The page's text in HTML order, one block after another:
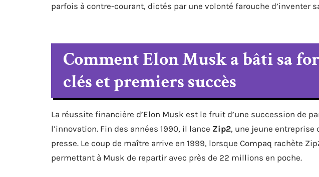
parfois à contre-courant, dictés par une volonté farouche d’inventer
Comment Elon Musk a bâti sa
clés et premiers succès
La réussite financière d’Elon Musk est le fruit d’une succession de
l’innovation. Fin des années 1990, il lance Zip2, une jeune entreprise
presse. Le coup de maître arrive en 1999, lorsque Compaq rachète
permettant à Musk de repartir avec près de 22 millions en poche.